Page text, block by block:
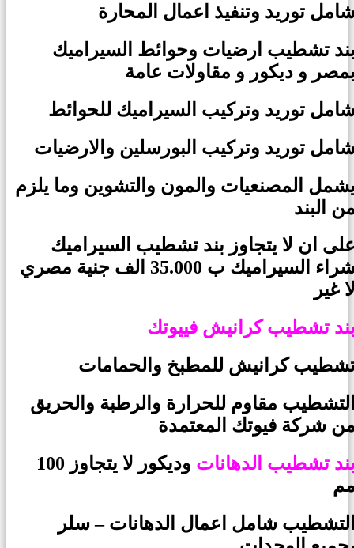
توريد وتنفيذ اعمال المحارة
تشطيب ارضيات وحوائط السيراميك
و ديكور و مقاولات عامة
توريد وتركيب السيراميك للحوائط
توريد وتركيب البورسلين والارضيات
المصنعيات والمون والتشوين وما يلزم
البند
ان لا يتجاوز بند تشطيب السيراميك
شراء السيراميك ب 35.000 الف جنية مصري
غير
تشطيب كرانيش فييوتك
كرانيش للمطبخ والحمامات
مقاوم للحرارة والرطبة والحريق
شركة فيوتك المعتمدة
تشطيب الدهانات
وديكور لا يتجاوز 100
شامل اعمال الدهانات – سلر